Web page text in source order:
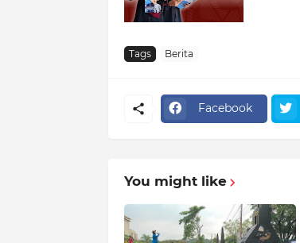
Tags Berita
Facebook
You might like